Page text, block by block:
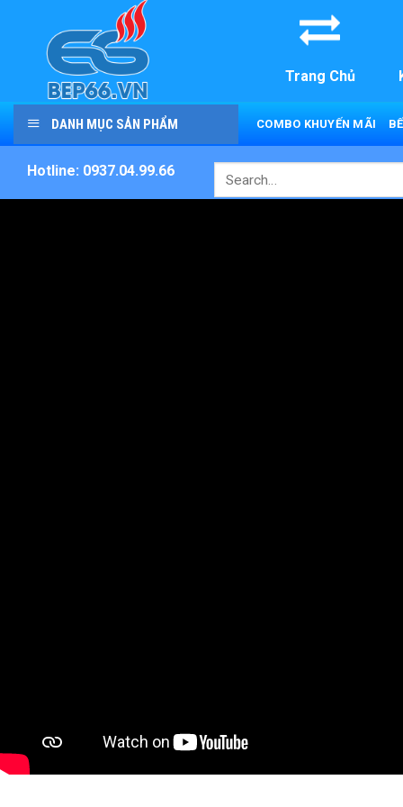
content
Trang Chủ
DANH MỤC SẢN PHẨM COMBO KHUYẾN MÃI
Hotline: 0937.04.99.66
Search
for: